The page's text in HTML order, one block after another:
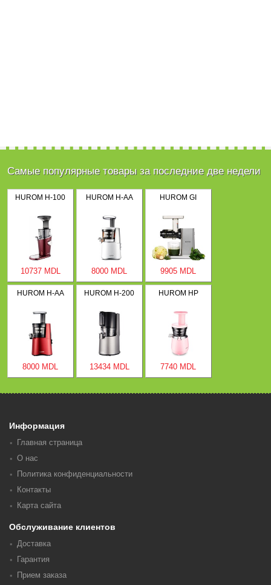
Самые популярные товары за последние две недели
HUROM H-100
10737 MDL
HUROM H-AA
8000 MDL
HUROM GI
9905 MDL
HUROM H-AA
8000 MDL
HUROM H-200
13434 MDL
HUROM HP
7740 MDL
Информация
Главная страница
О нас
Политика конфиденциальности
Контакты
Карта сайта
Обслуживание клиентов
Доставка
Гарантия
Прием заказа